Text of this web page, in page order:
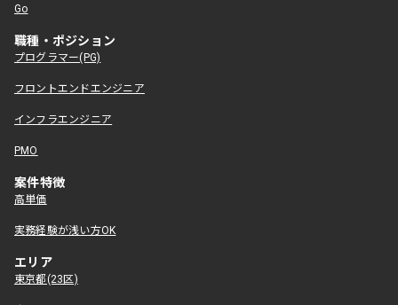
Go
職種・ポジション
プログラマー(PG)
フロントエンドエンジニア
インフラエンジニア
PMO
案件特徴
高単価
実務経験が浅い方OK
エリア
東京都(23区)